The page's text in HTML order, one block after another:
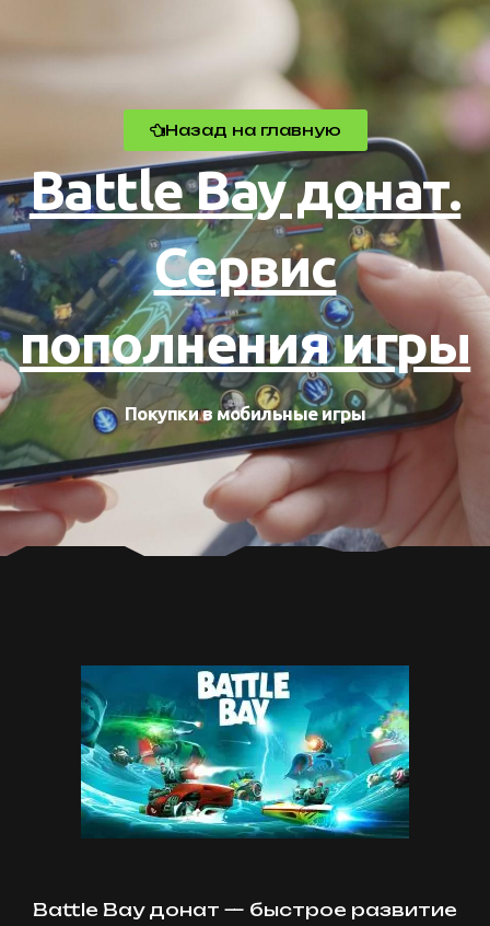
Назад на главную
Battle Bay донат.
Сервис
пополнения игры
Покупки в мобильные игры
Battle Bay донат — быстрое развитие